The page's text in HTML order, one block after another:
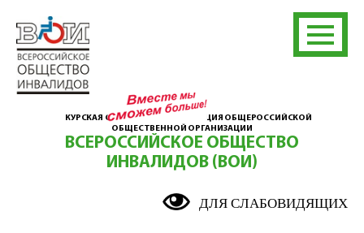
КУРСКАЯ ОБЛАСТНАЯ ОРГАНИЗАЦИЯ ОБЩЕРОССИЙСКОЙ
ОБЩЕСТВЕННОЙ ОРГАНИЗАЦИИ
ВСЕРОССИЙСКОЕ ОБЩЕСТВО
ИНВАЛИДОВ (ВОИ)
ДЛЯ СЛАБОВИДЯЩИХ